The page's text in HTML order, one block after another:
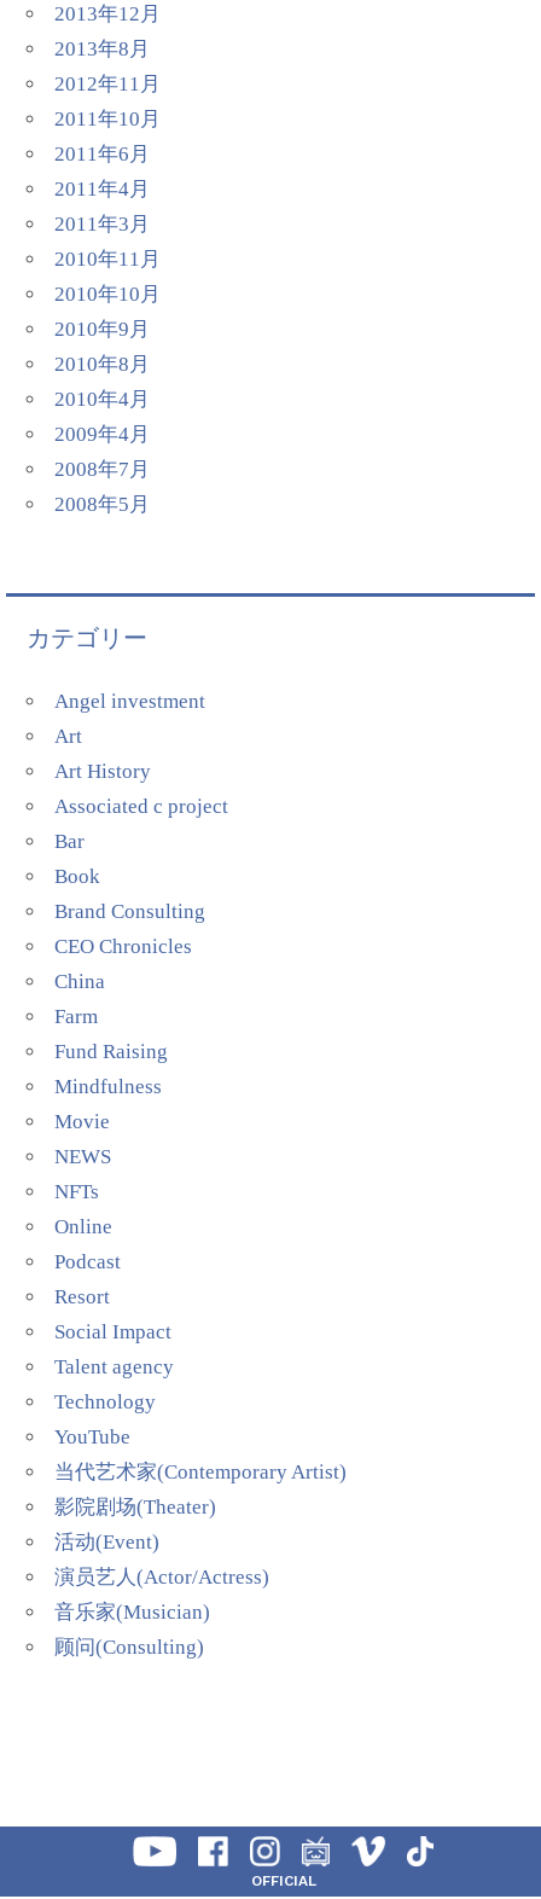
2013年12月
2013年8月
2012年11月
2011年10月
2011年6月
2011年4月
2011年3月
2010年11月
2010年10月
2010年9月
2010年8月
2010年4月
2009年4月
2008年7月
2008年5月
カテゴリー
Angel investment
Art
Art History
Associated c project
Bar
Book
Brand Consulting
CEO Chronicles
China
Farm
Fund Raising
Mindfulness
Movie
NEWS
NFTs
Online
Podcast
Resort
Social Impact
Talent agency
Technology
YouTube
当代艺术家(Contemporary Artist)
影院剧场(Theater)
活动(Event)
演员艺人(Actor/Actress)
音乐家(Musician)
顾问(Consulting)
OFFICIAL